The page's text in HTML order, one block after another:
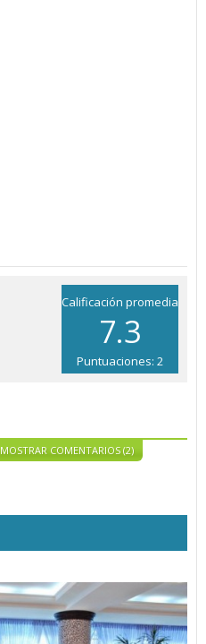
Calificación promedia
7.3
Puntuaciones: 2
MOSTRAR COMENTARIOS (2)